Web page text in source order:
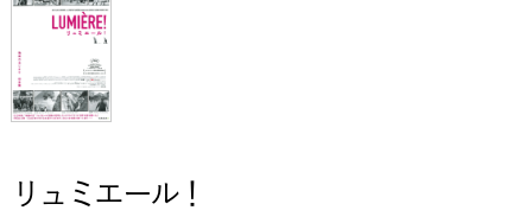
リュミエール！